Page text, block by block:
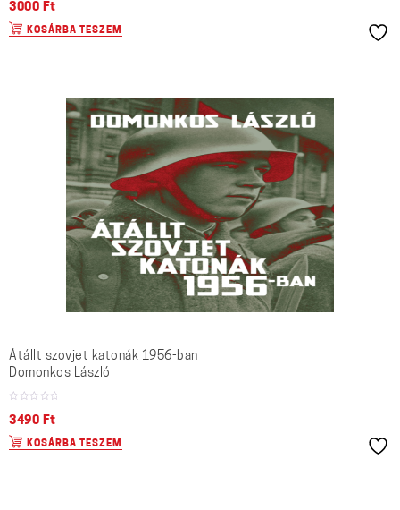
3000 Ft
KOSÁRBA TESZEM
Átállt szovjet katonák 1956-ban
Domonkos László
3490 Ft
KOSÁRBA TESZEM